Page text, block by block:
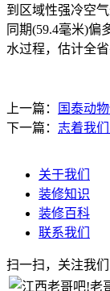
到区域性强冷空
同期(59.4毫米)偏
水过程，估计全
上一篇：
国泰动
下一篇： 志着我
关于我们
装修知识
装修百科
联系我们
扫一扫，关注我们